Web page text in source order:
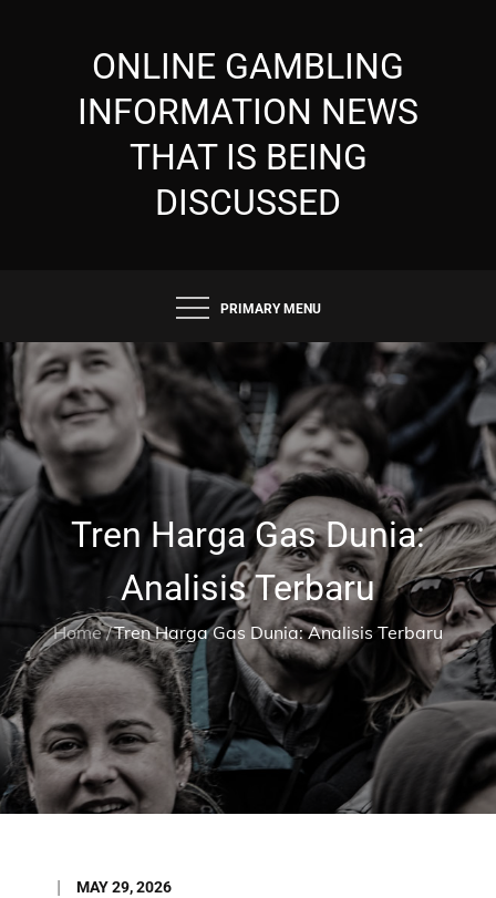
ONLINE GAMBLING
INFORMATION NEWS
THAT IS BEING
DISCUSSED
PRIMARY MENU
Tren Harga Gas Dunia:
Analisis Terbaru
Home Tren Harga Gas Dunia: Analisis Terbaru
Posted
MAY 29, 2026